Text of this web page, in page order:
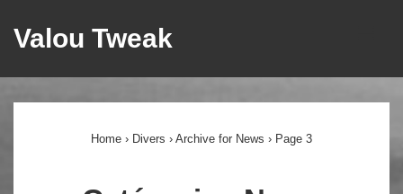
passer
Valou Tweak
Home › Divers › Archive for News › Page 3